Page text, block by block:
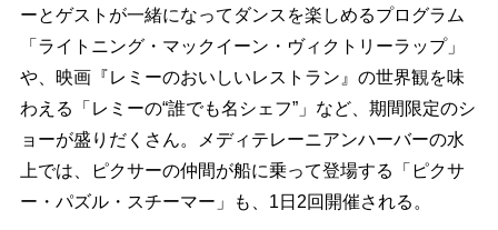
ーとゲストが一緒になってダンスを楽しめるプログラム
「ライトニング・マックイーン・ヴィクトリーラップ」
、映画『レミーのおいしいレストラン』の世界観を味
わえる「レミーの“誰でも名シェフ”」など、期間限定のシ
ョーが盛りだくさん。メディテレーニアンハーバーの水
上では、ピクサーの仲間が船に乗って登場する「ピクサ
ー・パズル・スチーマー」も、1日2回開催される。